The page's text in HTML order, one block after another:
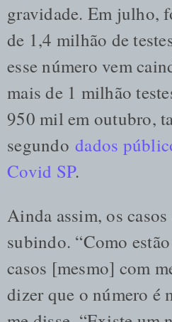
gravidade. Em julho,
de 1,4 milhão de
esse número vem
mais de 1 milhão
950 mil em outubro,
segundo dados
Covid SP.
Ainda assim, os
subindo. “Como
casos [mesmo] com
dizer que o número é